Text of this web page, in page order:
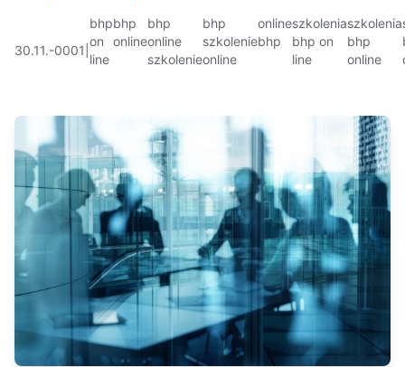
30.11.-0001
bhp
on
line
bhp
online
bhp
online
szkolenie
bhp
szkolenie
online
online
bhp
szkolenia
bhp on
line
szkolenia
bhp
online